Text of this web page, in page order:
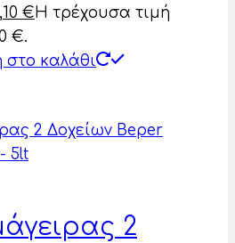
€Η τρέχουσα τιμή
€.
καλάθι
2